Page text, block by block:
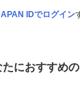
IDでログイン
たにおすすめ